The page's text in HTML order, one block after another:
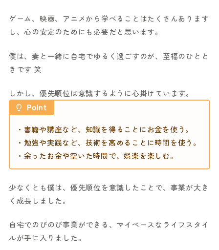
ゲーム、映画、アニメから学べることはたくさんあります
し、心の安定のためにも必要だと思います。
僕は、妻と一緒に自宅でゆるく過ごすのが、至福のひとと
きです 笑
しかし、優先順位は意識するように心掛けています。
Point
・書籍や講座など、知識を得ることにお金を使う。
・勉強や実践など、技術を高めることに時間を使う。
・余ったお金や空いた時間で、娯楽を楽しむ。
少なくとも僕は、優先順位を意識したことで、事業が大き
く成長しました。
自宅でのびのび事業ができる、マイペースなライフスタイ
ルが手に入りました。